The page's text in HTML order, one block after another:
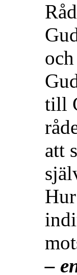
till
att
–